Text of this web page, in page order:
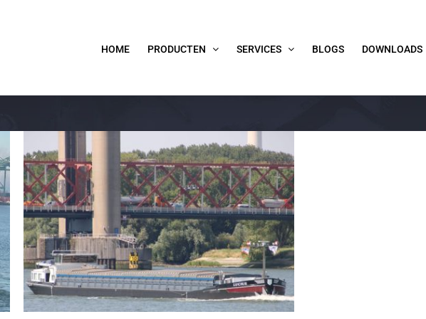
HOME PRODUCTEN SERVICES BLOGS DOWNLOADS
MS Lucius